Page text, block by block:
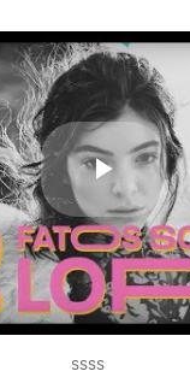
Play
ssss